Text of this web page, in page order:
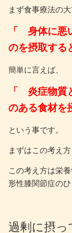
まず食事療法の
「 身体に悪
のを摂取する
簡単に言えば、
「 炎症物質
のある食材を
という事です。
まずはこの考え
この考え方は栄
形性膝関節症の
過剰に摂